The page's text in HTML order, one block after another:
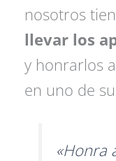
nosotros
llevar los
y honrarlos
en uno de
«Honra